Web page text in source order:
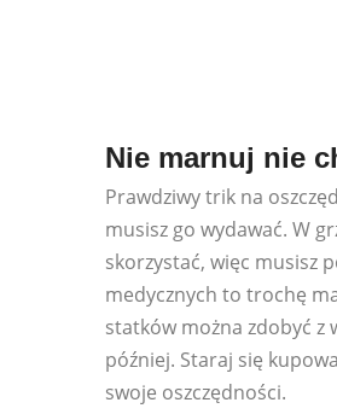
Nie marnuj nie
Prawdziwy trik na
musisz go wydawać. W
skorzystać, więc musisz
medycznych to trochę
statków można zdobyć z
później. Staraj się
swoje oszczędności.